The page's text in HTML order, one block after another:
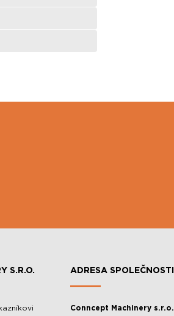
S.R.O. ADRESA SPOLEČNOSTI
Conncept Machinery s.r.o.